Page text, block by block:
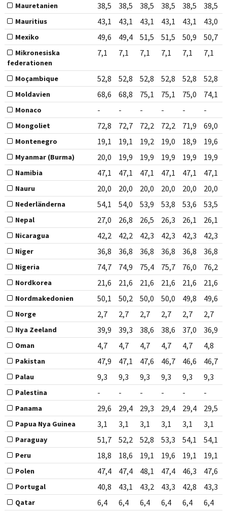
Mauretanien 38,5 38,5 38,5 38,5 38,5 38,5
Mauritius 43,1 43,1 43,1 43,1 43,1 43,0
Mexiko 49,6 49,4 51,5 51,5 50,9 50,7
Mikronesiska
federationen
7,1 7,1 7,1 7,1 7,1 7,1
Moçambique 52,8 52,8 52,8 52,8 52,8 52,8
Moldavien 68,6 68,8 75,1 75,1 75,0 74,1
Monaco - - - - - -
Mongoliet 72,8 72,7 72,2 72,2 71,9 69,0
Montenegro 19,1 19,1 19,2 19,0 18,9 19,6
Myanmar (Burma) 20,0 19,9 19,9 19,9 19,9 19,9
Namibia 47,1 47,1 47,1 47,1 47,1 47,1
Nauru 20,0 20,0 20,0 20,0 20,0 20,0
Nederländerna 54,1 54,0 53,9 53,8 53,6 53,5
Nepal 27,0 26,8 26,5 26,3 26,1 26,1
Nicaragua 42,2 42,2 42,3 42,3 42,3 42,3
Niger 36,8 36,8 36,8 36,8 36,8 36,8
Nigeria 74,7 74,9 75,4 75,7 76,0 76,2
Nordkorea 21,6 21,6 21,6 21,6 21,6 21,6
Nordmakedonien 50,1 50,2 50,0 50,0 49,8 49,6
Norge 2,7 2,7 2,7 2,7 2,7 2,7
Nya Zeeland 39,9 39,3 38,6 38,6 37,0 36,9
Oman 4,7 4,7 4,7 4,7 4,7 4,8
Pakistan 47,9 47,1 47,6 46,7 46,6 46,7
Palau 9,3 9,3 9,3 9,3 9,3 9,3
Palestina - - - - - -
Panama 29,6 29,4 29,3 29,4 29,4 29,5
Papua Nya Guinea 3,1 3,1 3,1 3,1 3,1 3,1
Paraguay 51,7 52,2 52,8 53,3 54,1 54,1
Peru 18,8 18,6 19,1 19,6 19,1 19,1
Polen 47,4 47,4 48,1 47,4 46,3 47,6
Portugal 40,8 43,1 43,2 43,3 42,8 43,3
Qatar 6,4 6,4 6,4 6,4 6,4 6,4